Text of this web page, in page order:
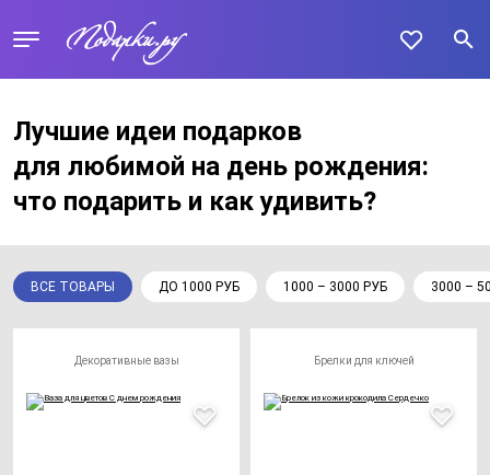
Лучшие идеи подарков
для любимой на день рождения:
что подарить и как удивить?
ВСЕ ТОВАРЫ ДО 1000 РУБ 1000 – 3000 РУБ 3000 –
Декоративные вазы Брелки для ключей